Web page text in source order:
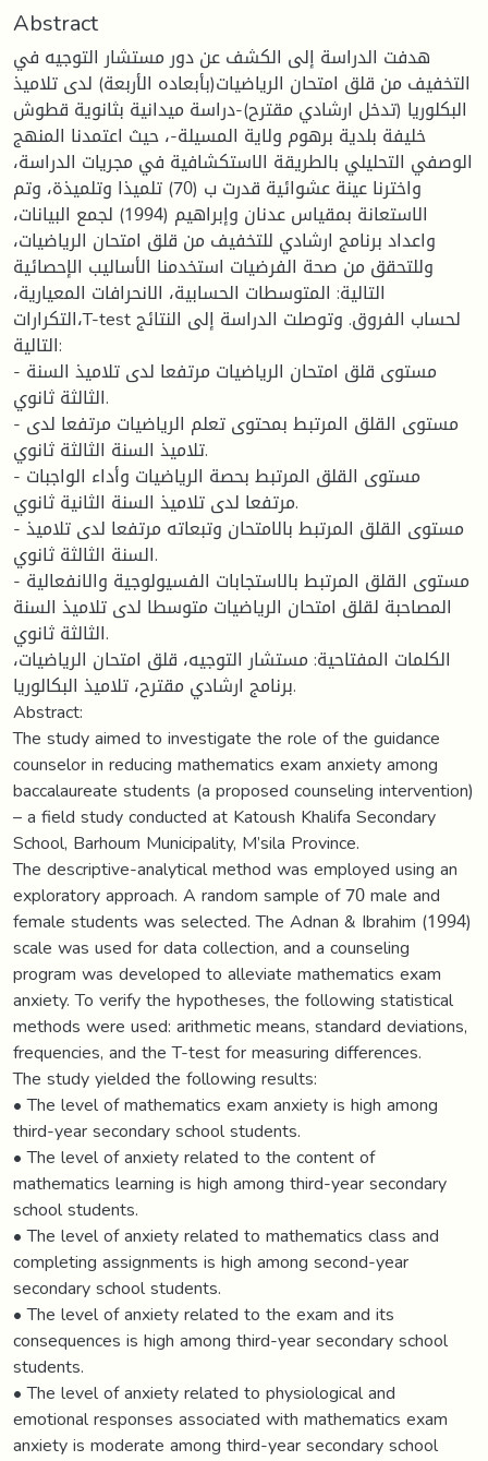
Abstract
هدفت الدراسة إلى الكشف عن دور مستشار التوجيه في
التخفيف من قلق امتحان الرياضيات(بأبعاده الأربعة) لدى تلاميذ
البكلوريا (تدخل ارشادي مقترح)-دراسة ميدانية بثانوية قطوش
خليفة بلدية برهوم ولاية المسيلة-، حيث اعتمدنا المنهج
الوصفي التحليلي بالطريقة الاستكشافية في مجريات الدراسة،
واخترنا عينة عشوائية قدرت ب (70) تلميذا وتلميذة، وتم
الاستعانة بمقياس عدنان وإبراهيم (1994) لجمع البيانات،
واعداد برنامج ارشادي للتخفيف من قلق امتحان الرياضيات،
وللتحقق من صحة الفرضيات استخدمنا الأساليب الإحصائية
التالية: المتوسطات الحسابية، الانحرافات المعيارية،
التكرارات،T-test لحساب الفروق. وتوصلت الدراسة إلى النتائج
التالية:
- مستوى قلق امتحان الرياضيات مرتفعا لدى تلاميذ السنة
الثالثة ثانوي.
- مستوى القلق المرتبط بمحتوى تعلم الرياضيات مرتفعا لدى
تلاميذ السنة الثالثة ثانوي.
- مستوى القلق المرتبط بحصة الرياضيات وأداء الواجبات
مرتفعا لدى تلاميذ السنة الثانية ثانوي.
- مستوى القلق المرتبط بالامتحان وتبعاته مرتفعا لدى تلاميذ
السنة الثالثة ثانوي.
- مستوى القلق المرتبط بالاستجابات الفسيولوجية والانفعالية
المصاحبة لقلق امتحان الرياضيات متوسطا لدى تلاميذ السنة
الثالثة ثانوي.
الكلمات المفتاحية: مستشار التوجيه، قلق امتحان الرياضيات،
برنامج ارشادي مقترح، تلاميذ البكالوريا.
Abstract:
The study aimed to investigate the role of the guidance
counselor in reducing mathematics exam anxiety among
baccalaureate students (a proposed counseling intervention)
– a field study conducted at Katoush Khalifa Secondary
School, Barhoum Municipality, M’sila Province.
The descriptive-analytical method was employed using an
exploratory approach. A random sample of 70 male and
female students was selected. The Adnan & Ibrahim (1994)
scale was used for data collection, and a counseling
program was developed to alleviate mathematics exam
anxiety. To verify the hypotheses, the following statistical
methods were used: arithmetic means, standard deviations,
frequencies, and the T-test for measuring differences.
The study yielded the following results:
• The level of mathematics exam anxiety is high among
third-year secondary school students.
• The level of anxiety related to the content of
mathematics learning is high among third-year secondary
school students.
• The level of anxiety related to mathematics class and
completing assignments is high among second-year
secondary school students.
• The level of anxiety related to the exam and its
consequences is high among third-year secondary school
students.
• The level of anxiety related to physiological and
emotional responses associated with mathematics exam
anxiety is moderate among third-year secondary school